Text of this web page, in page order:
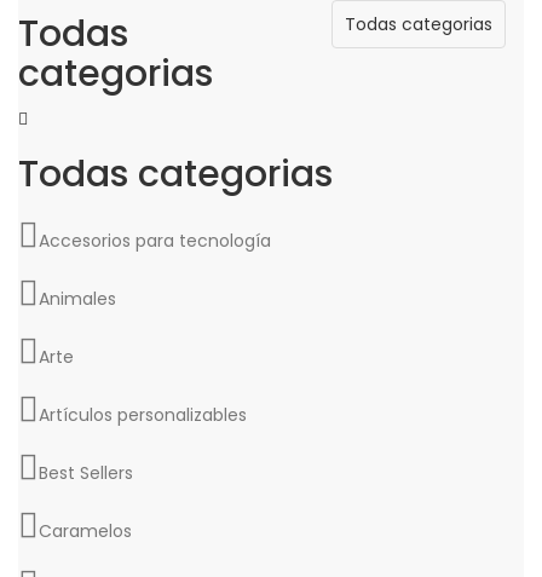
Todas categorias
Todas
categorias
Todas categorias
Accesorios para tecnología
Animales
Arte
Artículos personalizables
Best Sellers
Caramelos